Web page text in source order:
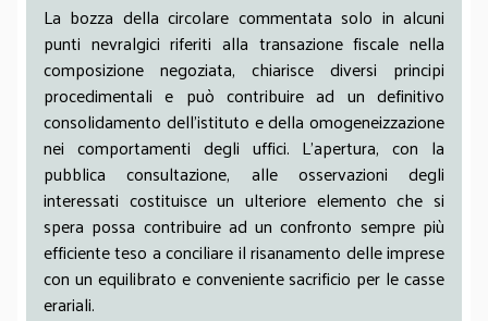
La bozza della circolare commentata solo in alcuni
punti nevralgici riferiti alla transazione fiscale nella
composizione negoziata, chiarisce diversi principi
procedimentali e può contribuire ad un definitivo
consolidamento dell’istituto e della omogeneizzazione
nei comportamenti degli uffici. L’apertura, con la
pubblica consultazione, alle osservazioni degli
interessati costituisce un ulteriore elemento che si
spera possa contribuire ad un confronto sempre più
efficiente teso a conciliare il risanamento delle imprese
con un equilibrato e conveniente sacrificio per le casse
erariali.